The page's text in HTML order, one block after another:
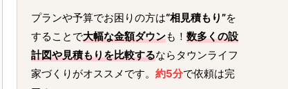
プランや予算でお困りの方は“相見積もり”を
することで大幅な金額ダウンも！ 数多くの設
計図や見積もりを比較するならタウンライフ
家づくりがオススメです。 約5分で依頼は完